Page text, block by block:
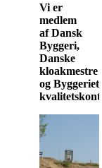
Vi er
medlem
af Dansk
Byggeri,
Danske
kloakmestre
og Byggeriets